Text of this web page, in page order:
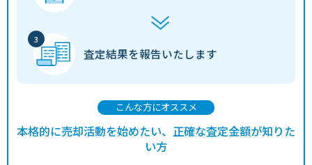
査定結果を報告いたします
こんな方にオススメ
本格的に売却活動を始めたい、正確な査定金額が知りた
い方